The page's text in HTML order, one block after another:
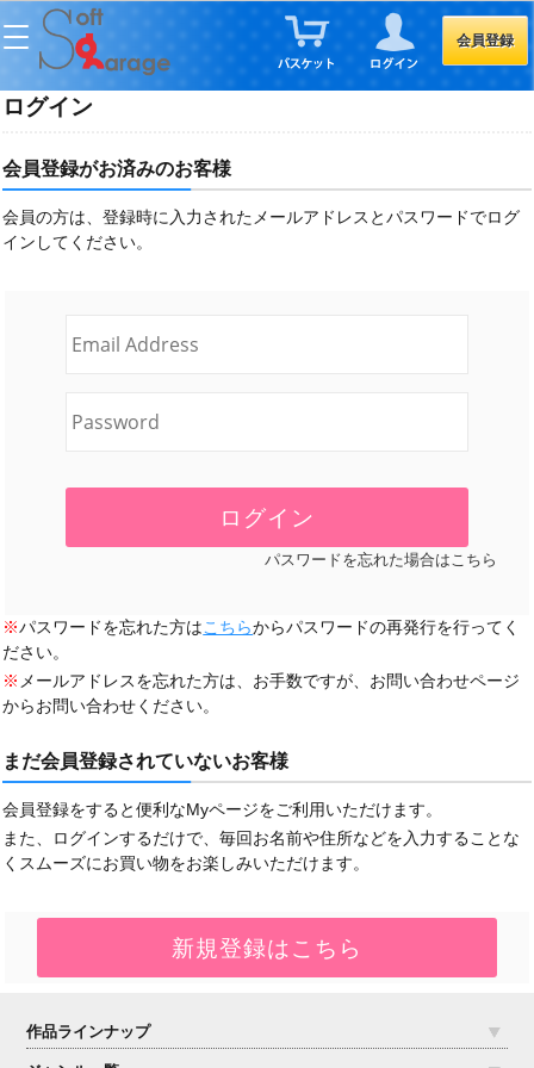
会員登録
ログイン
会員登録がお済みのお客様
会員の方は、登録時に入力されたメールアドレスとパスワードでログ
インしてください。
パスワードを忘れた場合はこちら
※パスワードを忘れた方はこちらからパスワードの再発行を行ってく
ださい。
※ メールアドレスを忘れた方は、お手数ですが、お問い合わせページ
からお問い合わせください。
まだ会員登録されていないお客様
会員登録をすると便利なMyページをご利用いただけます。
また、ログインするだけで、毎回お名前や住所などを入力することな
くスムーズにお買い物をお楽しみいただけます。
作品ラインナップ